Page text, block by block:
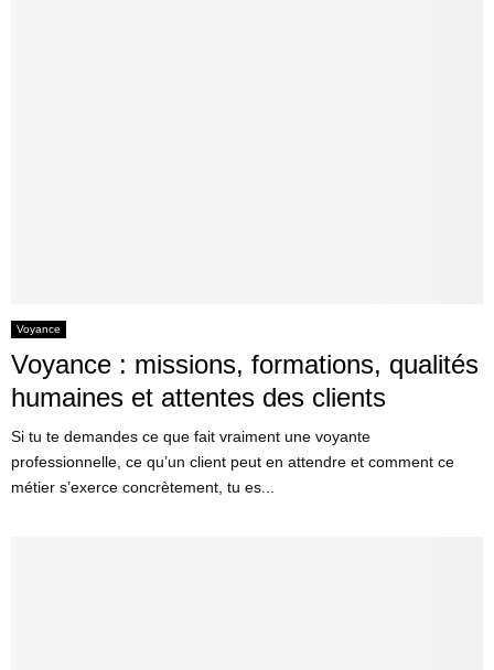
Voyance
Voyance : missions, formations, qualités
humaines et attentes des clients
Si tu te demandes ce que fait vraiment une voyante
professionnelle, ce qu’un client peut en attendre et comment ce
métier s’exerce concrètement, tu es...